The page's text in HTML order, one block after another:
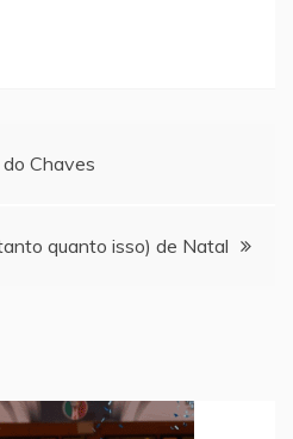
Chaves
quanto isso) de Natal